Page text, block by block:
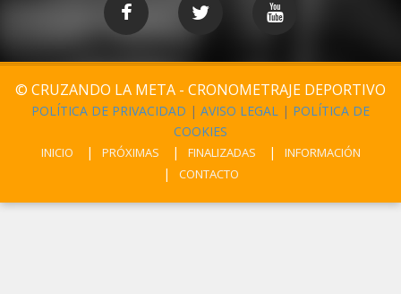
© CRUZANDO LA META - CRONOMETRAJE DEPORTIVO
POLÍTICA DE PRIVACIDAD | AVISO LEGAL | POLÍTICA DE
COOKIES
INICIO PRÓXIMAS FINALIZADAS
INFORMACIÓN
CONTACTO